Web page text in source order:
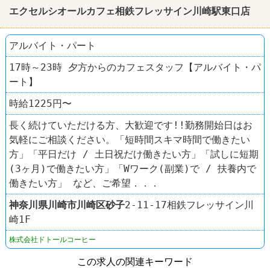
社員登用あり ファミレス サイゼリヤ
エクセルシオールカフェ相鉄フレッサイン川崎駅東口店
アルバイト・パート
17時～23時 夕方からのカフェスタッフ【アルバイト・パ
ート】
時給1225円〜
長く続けていただける方、大歓迎です!!勤務開始日はお
気軽にご相談ください。「短時間スキマ時間で働きたい
方」「平日だけ / 土日祝だけ働きたい方」「試しに短期
(3ヶ月)で働きたい方」「Wワーク(副業)で / 扶養内で
働きたい方」 など、ご希望．．．
神奈川県川崎市川崎区砂子2‐11‐17相鉄フレッサイン川
崎1F
株式会社ドトールコーヒー
この求人の関連キーワード